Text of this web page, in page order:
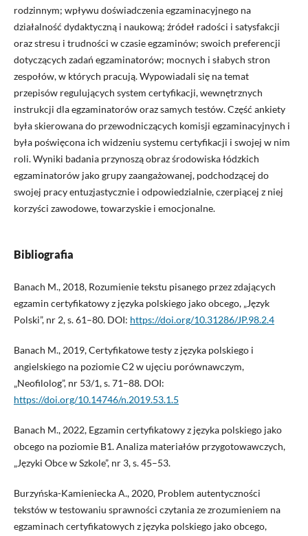
rodzinnym; wpływu doświadczenia egzaminacyjnego na
działalność dydaktyczną i naukową; źródeł radości i satysfakcji
oraz stresu i trudności w czasie egzaminów; swoich preferencji
dotyczących zadań egzaminatorów; mocnych i słabych stron
zespołów, w których pracują. Wypowiadali się na temat
przepisów regulujących system certyfikacji, wewnętrznych
instrukcji dla egzaminatorów oraz samych testów. Część ankiety
była skierowana do przewodniczących komisji egzaminacyjnych i
była poświęcona ich widzeniu systemu certyfikacji i swojej w nim
roli. Wyniki badania przynoszą obraz środowiska łódzkich
egzaminatorów jako grupy zaangażowanej, podchodzącej do
swojej pracy entuzjastycznie i odpowiedzialnie, czerpiącej z niej
korzyści zawodowe, towarzyskie i emocjonalne.
Bibliografia
Banach M., 2018, Rozumienie tekstu pisanego przez zdających
egzamin certyfikatowy z języka polskiego jako obcego, „Język
Polski”, nr 2, s. 61–80. DOI: https://doi.org/10.31286/JP.98.2.4
Banach M., 2019, Certyfikatowe testy z języka polskiego i
angielskiego na poziomie C2 w ujęciu porównawczym,
„Neofilolog”, nr 53/1, s. 71–88. DOI:
https://doi.org/10.14746/n.2019.53.1.5
Banach M., 2022, Egzamin certyfikatowy z języka polskiego jako
obcego na poziomie B1. Analiza materiałów przygotowawczych,
„Języki Obce w Szkole”, nr 3, s. 45–53.
Burzyńska-Kamieniecka A., 2020, Problem autentyczności
tekstów w testowaniu sprawności czytania ze zrozumieniem na
egzaminach certyfikatowych z języka polskiego jako obcego,